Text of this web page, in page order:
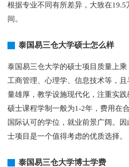
根据专业不同有所差异，大致在19.5
间。
泰国易三仓大学硕士怎么样
泰国易三仓大学的硕士项目质量上
工商管理、心理学、信息技术等，
量雄厚，教学设施现代化，注重实践
硕士课程学制一般为1-2年，费用在
国际认可的学位，就业前景广阔。
士项目是一个值得考虑的优质选择。
泰国易三仓大学博士学费